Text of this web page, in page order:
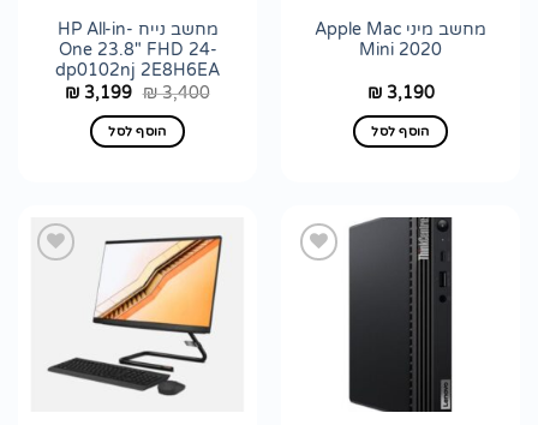
מחשב מיני Apple Mac
Mini 2020
₪3,190
הוסף לסל
מחשב נייח HP All-in-
One 23.8" FHD 24-
dp0102nj 2E8H6EA
₪3,400
המחיר
המקורי
היה:
₪ 3,400.
₪ 3,199
המחיר
הוסף לסל